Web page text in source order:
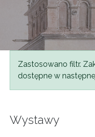
Komunikat
Zastosowano filtr.
dostępne w
Wystawy